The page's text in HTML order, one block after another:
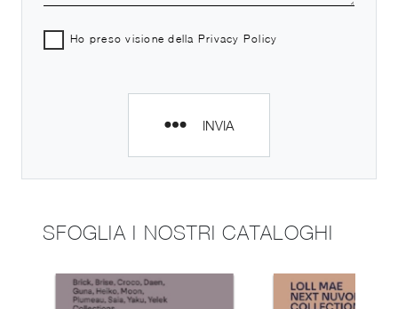
Ho preso visione della Privacy Policy
INVIA
SFOGLIA I NOSTRI CATALOGHI